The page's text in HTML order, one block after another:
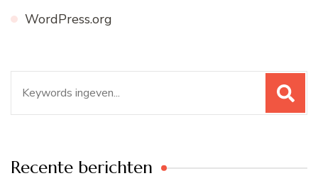
WordPress.org
naar:
Recente berichten